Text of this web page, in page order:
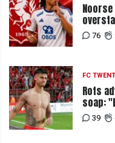
76
FC
Rots
soap:
39